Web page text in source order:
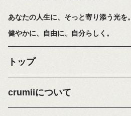
あなたの人生に、そっと寄り添う光を。
健やかに、自由に、自分らしく。
トップ
crumiiについて